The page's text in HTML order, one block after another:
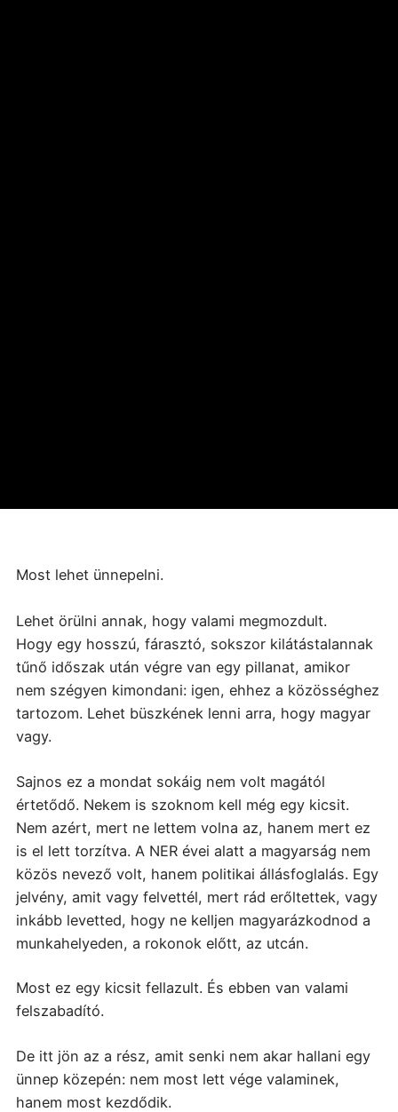
Most lehet ünnepelni.
Lehet örülni annak, hogy valami megmozdult.
Hogy egy hosszú, fárasztó, sokszor kilátástalannak
tűnő időszak után végre van egy pillanat, amikor
nem szégyen kimondani: igen, ehhez a közösséghez
tartozom. Lehet büszkének lenni arra, hogy magyar
vagy.
Sajnos ez a mondat sokáig nem volt magától
értetődő. Nekem is szoknom kell még egy kicsit.
Nem azért, mert ne lettem volna az, hanem mert ez
is el lett torzítva. A NER évei alatt a magyarság nem
közös nevező volt, hanem politikai állásfoglalás. Egy
jelvény, amit vagy felvettél, mert rád erőltettek, vagy
inkább levetted, hogy ne kelljen magyarázkodnod a
munkahelyeden, a rokonok előtt, az utcán.
Most ez egy kicsit fellazult. És ebben van valami
felszabadító.
De itt jön az a rész, amit senki nem akar hallani egy
ünnep közepén: nem most lett vége valaminek,
hanem most kezdődik.